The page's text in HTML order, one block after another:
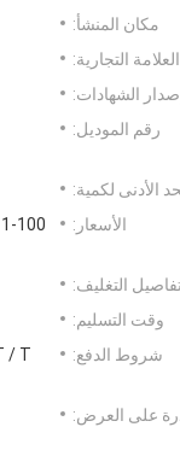
مكان المنشأ:
التجارية:
الشهادات:
رقم الموديل:
الأدنى لكمية:
الأسعار:
التغليف:
وقت التسليم:
شروط الدفع:
على العرض: